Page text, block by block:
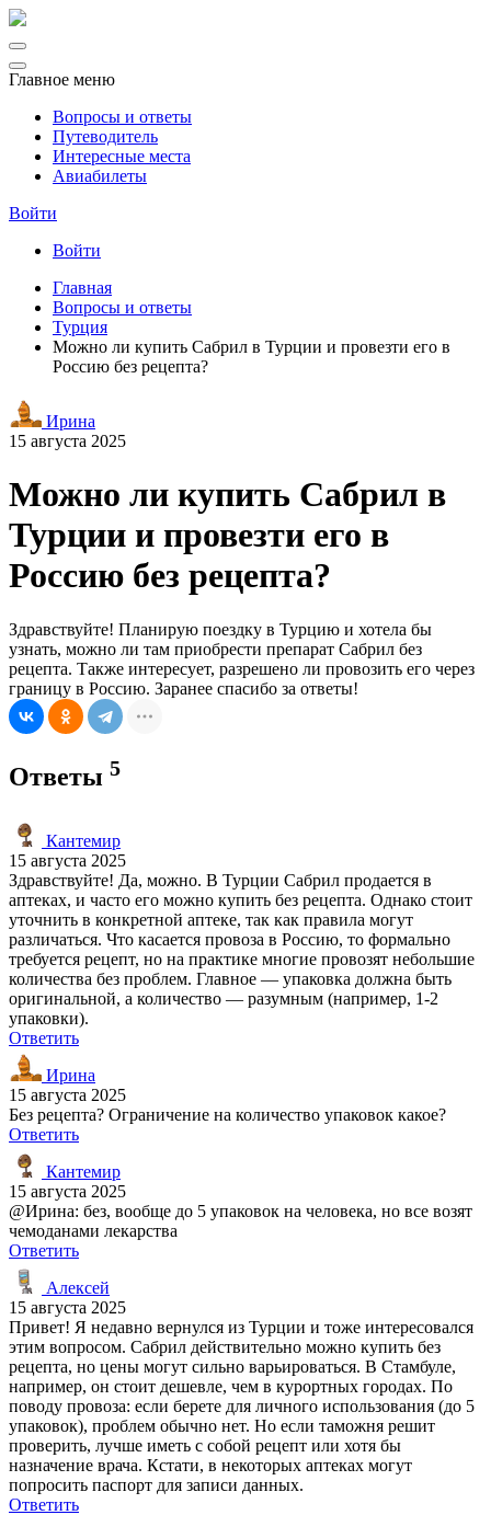
Главное меню
Вопросы и ответы
Путеводитель
Интересные места
Авиабилеты
Войти
Войти
Главная
Вопросы и ответы
Турция
Можно ли купить Сабрил в Турции и провезти его в
Россию без рецепта?
Ирина
15 августа 2025
Можно ли купить Сабрил в
Турции и провезти его в
Россию без рецепта?
Здравствуйте! Планирую поездку в Турцию и хотела бы
узнать, можно ли там приобрести препарат Сабрил без
рецепта. Также интересует, разрешено ли провозить его через
границу в Россию. Заранее спасибо за ответы!
Ответы 5
Кантемир
15 августа 2025
Здравствуйте! Да, можно. В Турции Сабрил продается в
аптеках, и часто его можно купить без рецепта. Однако стоит
уточнить в конкретной аптеке, так как правила могут
различаться. Что касается провоза в Россию, то формально
требуется рецепт, но на практике многие провозят небольшие
количества без проблем. Главное — упаковка должна быть
оригинальной, а количество — разумным (например, 1-2
упаковки).
Ответить
Ирина
15 августа 2025
Без рецепта? Ограничение на количество упаковок какое?
Ответить
Кантемир
15 августа 2025
@Ирина: без, вообще до 5 упаковок на человека, но все возят
чемоданами лекарства
Ответить
Алексей
15 августа 2025
Привет! Я недавно вернулся из Турции и тоже интересовался
этим вопросом. Сабрил действительно можно купить без
рецепта, но цены могут сильно варьироваться. В Стамбуле,
например, он стоит дешевле, чем в курортных городах. По
поводу провоза: если берете для личного использования (до 5
упаковок), проблем обычно нет. Но если таможня решит
проверить, лучше иметь с собой рецепт или хотя бы
назначение врача. Кстати, в некоторых аптеках могут
попросить паспорт для записи данных.
Ответить